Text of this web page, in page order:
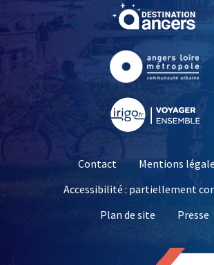
,
,
Contact
Mentions
Accessibilité : partiellement
Plan de site
Presse